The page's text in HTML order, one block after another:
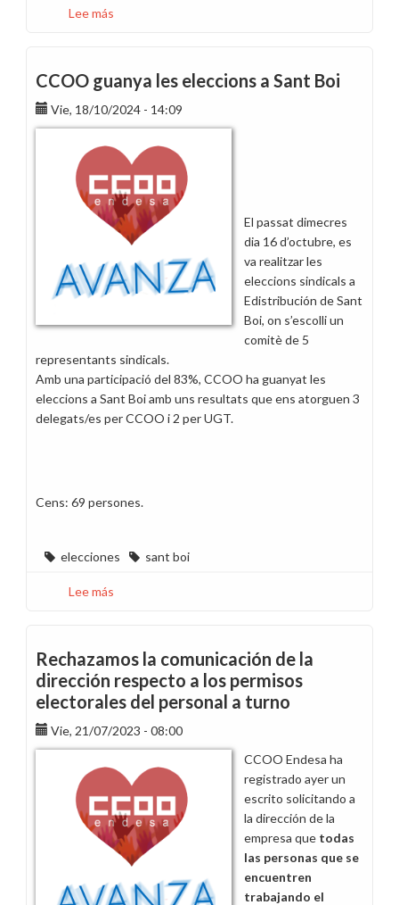
Lee más
EDistribució
Lleida
CCOO guanya les eleccions a Sant Boi
Vie, 18/10/2024 - 14:09
El passat dimecres
dia 16 d’octubre, es
va realitzar les
eleccions sindicals a
Edistribución de Sant
Boi, on s’escolli un
comitè de 5
representants sindicals.
Amb una participació del 83%, CCOO ha guanyat les
eleccions a Sant Boi amb uns resultats que ens atorguen 3
delegats/es per CCOO i 2 per UGT.
Cens: 69 persones.
elecciones sant boi
Lee más
eleccions
a
Sant
Boi
Rechazamos la comunicación de la
dirección respecto a los permisos
electorales del personal a turno
Vie, 21/07/2023 - 08:00
CCOO Endesa ha
registrado ayer un
escrito solicitando a
la dirección de la
empresa que todas
las personas que se
encuentren
trabajando el